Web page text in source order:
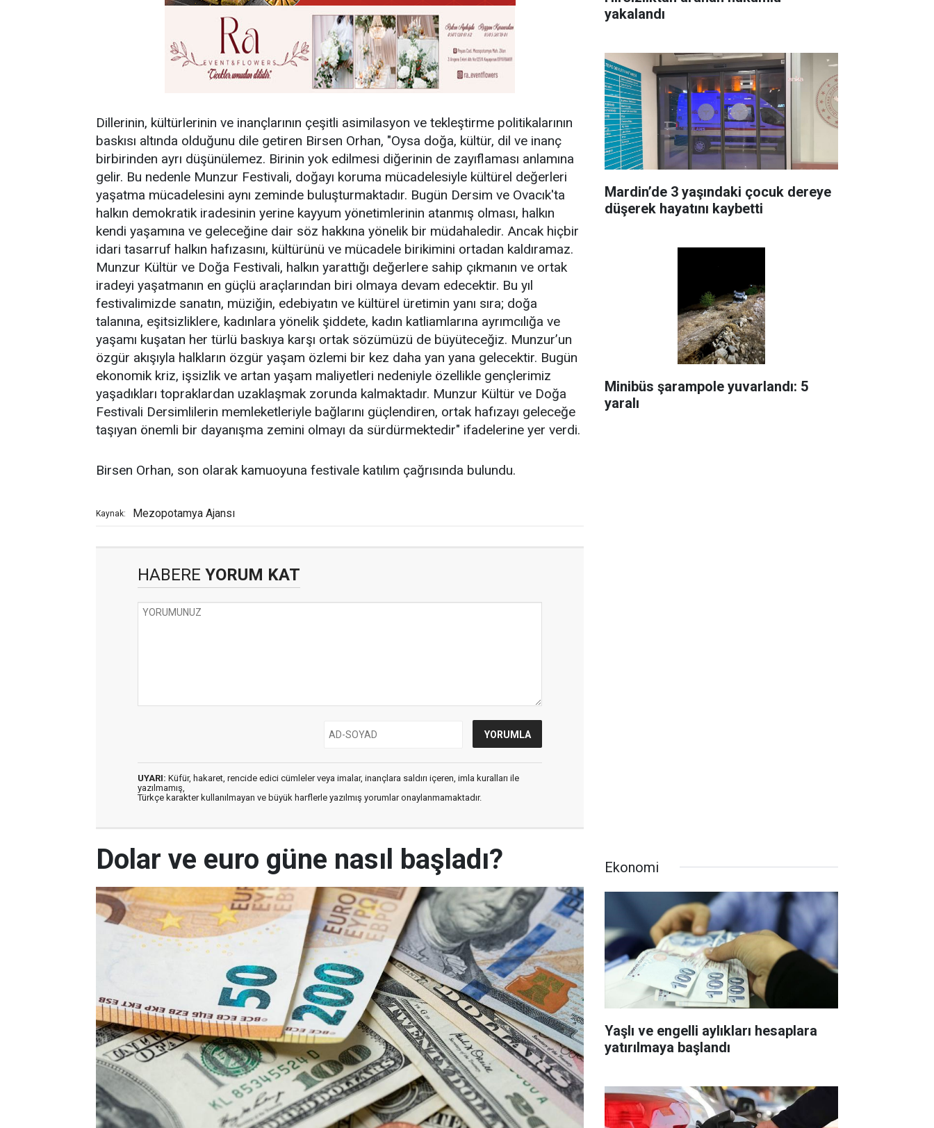
Dillerinin, kültürlerinin ve inançlarının çeşitli asimilasyon ve tekleştirme politikalarının
baskısı altında olduğunu dile getiren Birsen Orhan, "Oysa doğa, kültür, dil ve inanç
birbirinden ayrı düşünülemez. Birinin yok edilmesi diğerinin de zayıflaması anlamına
gelir. Bu nedenle Munzur Festivali, doğayı koruma mücadelesiyle kültürel değerleri
yaşatma mücadelesini aynı zeminde buluşturmaktadır. Bugün Dersim ve Ovacık'ta
halkın demokratik iradesinin yerine kayyum yönetimlerinin atanmış olması, halkın
kendi yaşamına ve geleceğine dair söz hakkına yönelik bir müdahaledir. Ancak hiçbir
idari tasarruf halkın hafızasını, kültürünü ve mücadele birikimini ortadan kaldıramaz.
Munzur Kültür ve Doğa Festivali, halkın yarattığı değerlere sahip çıkmanın ve ortak
iradeyi yaşatmanın en güçlü araçlarından biri olmaya devam edecektir. Bu yıl
festivalimizde sanatın, müziğin, edebiyatın ve kültürel üretimin yanı sıra; doğa
talanına, eşitsizliklere, kadınlara yönelik şiddete, kadın katliamlarına ayrımcılığa ve
yaşamı kuşatan her türlü baskıya karşı ortak sözümüzü de büyüteceğiz. Munzur’un
özgür akışıyla halkların özgür yaşam özlemi bir kez daha yan yana gelecektir. Bugün
ekonomik kriz, işsizlik ve artan yaşam maliyetleri nedeniyle özellikle gençlerimiz
yaşadıkları topraklardan uzaklaşmak zorunda kalmaktadır. Munzur Kültür ve Doğa
Festivali Dersimlilerin memleketleriyle bağlarını güçlendiren, ortak hafızayı geleceğe
taşıyan önemli bir dayanışma zemini olmayı da sürdürmektedir" ifadelerine yer verdi.
Birsen Orhan, son olarak kamuoyuna festivale katılım çağrısında bulundu.
Kaynak: Mezopotamya Ajansı
HABERE YORUM KAT
UYARI: Küfür, hakaret, rencide edici cümleler veya imalar, inançlara saldırı içeren, imla kuralları ile
yazılmamış,
Türkçe karakter kullanılmayan ve büyük harflerle yazılmış yorumlar onaylanmamaktadır.
yakalandı
Mardin’de 3 yaşındaki çocuk dereye
düşerek hayatını kaybetti
Minibüs şarampole yuvarlandı: 5
yaralı
Dolar ve euro güne nasıl başladı? Ekonomi
Yaşlı ve engelli aylıkları hesaplara
yatırılmaya başlandı